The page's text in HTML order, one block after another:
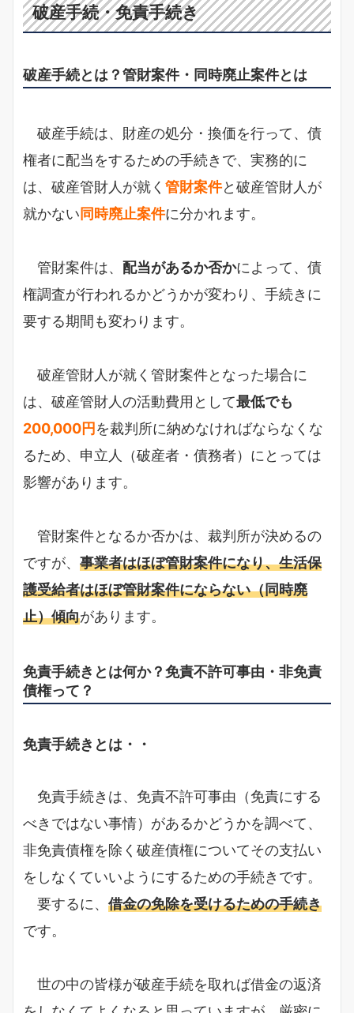
破産手続・免責手続き
破産手続とは？管財案件・同時廃止案件とは
破産手続は、財産の処分・換価を行って、債
権者に配当をするための手続きで、実務的に
は、破産管財人が就く 管財案件と破産管財人が
就かない同時廃止案件に分かれます。
管財案件は、 配当があるか否かによって、債
権調査が行われるかどうかが変わり、手続きに
要する期間も変わります。
破産管財人が就く管財案件となった場合に
は、破産管財人の活動費用として最低でも
200,000円 を裁判所に納めなければならなくな
るため、申立人（破産者・債務者）にとっては
影響があります。
管財案件となるか否かは、裁判所が決めるの
ですが、 事業者はほぼ管財案件になり、生活保
護受給者はほぼ管財案件にならない（同時廃
止）傾向があります。
免責手続きとは何か？免責不許可事由・非免責
債権って？
免責手続きとは・・
免責手続きは、免責不許可事由（免責にする
べきではない事情）があるかどうかを調べて、
非免責債権を除く破産債権についてその支払い
をしなくていいようにするための手続きです。
要するに、 借金の免除を受けるための手続き
です。
世の中の皆様が破産手続を取れば借金の返済